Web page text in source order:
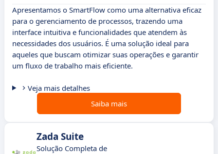
Apresentamos o SmartFlow como uma alternativa eficaz
para o gerenciamento de processos, trazendo uma
interface intuitiva e funcionalidades que atendem às
necessidades dos usuários. É uma solução ideal para
aqueles que buscam otimizar suas operações e garantir
um fluxo de trabalho mais eficiente.
Veja mais detalhes
Saiba mais
Zada Suite
Solução Completa de